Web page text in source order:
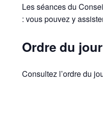
Les séances du
: vous pouvez y
Ordre du jour
Consultez l’ordre du